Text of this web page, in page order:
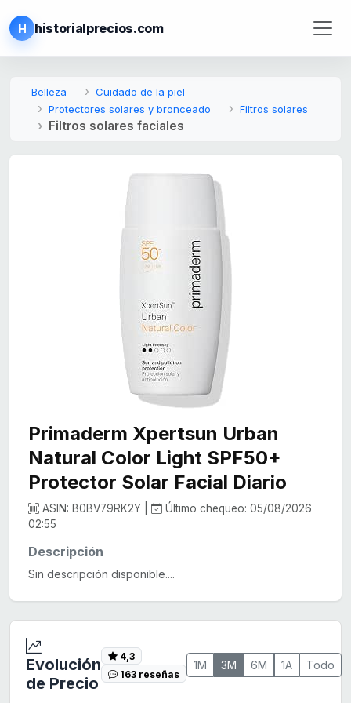
H historialprecios.com
Belleza
Cuidado de la piel
Protectores solares y bronceado
Filtros solares
Filtros solares faciales
Primaderm Xpertsun Urban
Natural Color Light SPF50+
Protector Solar Facial Diario
ASIN: B0BV79RK2Y |
Último chequeo: 05/08/2026
02:55
Descripción
Sin descripción disponible....
Evolución
de Precio
4,3
163 reseñas
1M 3M 6M 1A Todo